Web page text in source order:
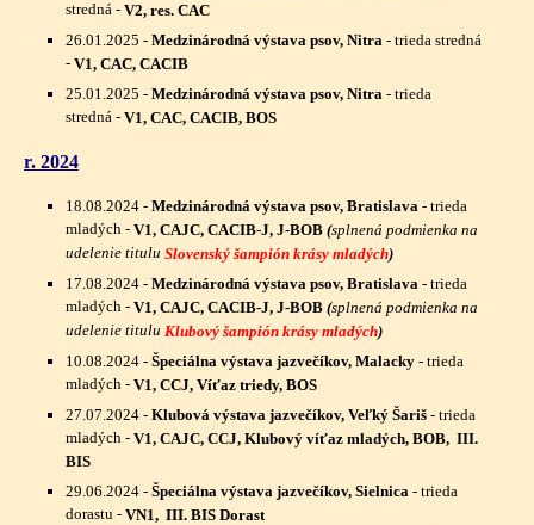
stredná - V2, res. CAC
26.01.2025 - Medzinárodná výstava psov, Nitra - trieda stredná
- V1, CAC, CACIB
25.01.2025 - Medzinárodná výstava psov, Nitra - trieda
stredná - V1, CAC, CACIB, BOS
r. 2024
18.08.2024 - Medzinárodná výstava psov, Bratislava - trieda
mladých - V1, CAJC, CACIB-J, J-BOB (splnená podmienka na
udelenie titulu Slovenský šampión krásy mladých)
17.08.2024 - Medzinárodná výstava psov, Bratislava - trieda
mladých - V1, CAJC, CACIB-J, J-BOB (splnená podmienka na
udelenie titulu Klubový šampión krásy mladých)
10.08.2024 - Špeciálna výstava jazvečíkov, Malacky - trieda
mladých - V1, CCJ, Víťaz triedy, BOS
27.07.2024 - Klubová výstava jazvečíkov, Veľký Šariš - trieda
mladých - V1, CAJC, CCJ, Klubový víťaz mladých, BOB, III.
BIS
29.06.2024 - Špeciálna výstava jazvečíkov, Sielnica - trieda
dorastu - VN1, III. BIS Dorast